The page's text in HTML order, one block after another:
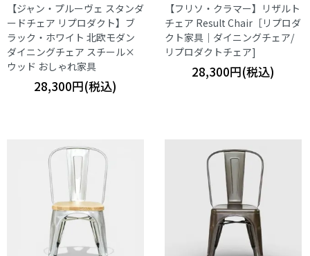
【ジャン・プルーヴェ スタンダ
ードチェア リプロダクト】ブ
ラック・ホワイト 北欧モダン
ダイニングチェア スチール×
ウッド おしゃれ家具
28,300円(税込)
【フリソ・クラマー】リザルト
チェア Result Chair［リプロダ
クト家具｜ダイニングチェア/
リプロダクトチェア]
28,300円(税込)